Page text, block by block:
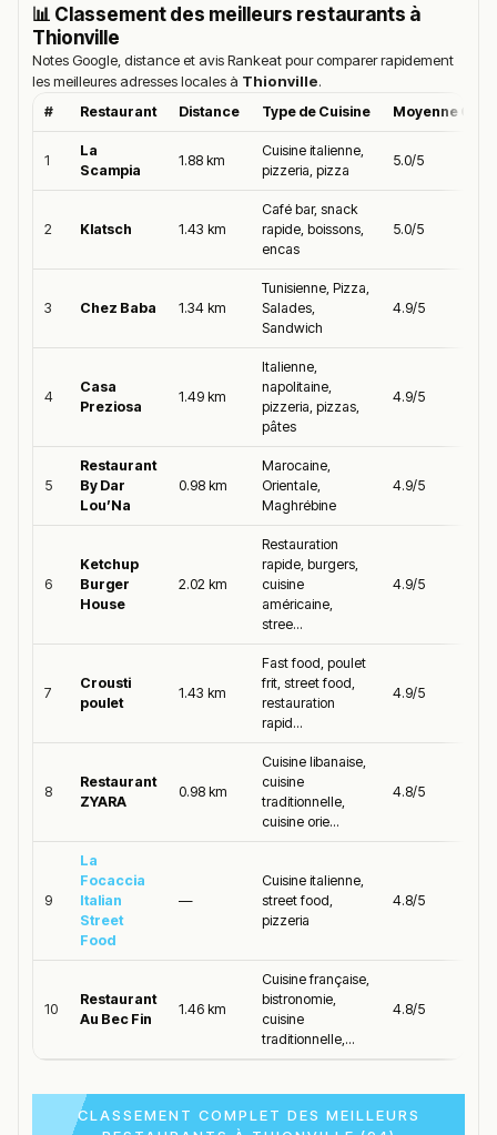
📊 Classement des meilleurs restaurants à
Thionville
Notes Google, distance et avis Rankeat pour comparer rapidement
les meilleures adresses locales à Thionville.
# Restaurant Distance Type de Cuisine Moyenne
1
La
Scampia
1.88 km
Cuisine italienne,
pizzeria, pizza
5.0/5
2 Klatsch 1.43 km
Café bar, snack
rapide, boissons,
encas
5.0/5
3 Chez Baba 1.34 km
Tunisienne, Pizza,
Salades,
Sandwich
4.9/5
4
Casa
Preziosa
1.49 km
Italienne,
napolitaine,
pizzeria, pizzas,
pâtes
4.9/5
5
Restaurant
By Dar
Lou’Na
0.98 km
Marocaine,
Orientale,
Maghrébine
4.9/5
6
Ketchup
Burger
House
2.02 km
Restauration
rapide, burgers,
cuisine
américaine,
stree...
4.9/5
7
Crousti
poulet
1.43 km
Fast food, poulet
frit, street food,
restauration
rapid...
4.9/5
8
Restaurant
ZYARA
0.98 km
Cuisine libanaise,
cuisine
traditionnelle,
cuisine orie...
4.8/5
9
La
Focaccia
Italian
Street
Food
—
Cuisine italienne,
street food,
pizzeria
4.8/5
10
Restaurant
Au Bec Fin
1.46 km
Cuisine française,
bistronomie,
cuisine
traditionnelle,...
4.8/5
CLASSEMENT COMPLET DES MEILLEURS